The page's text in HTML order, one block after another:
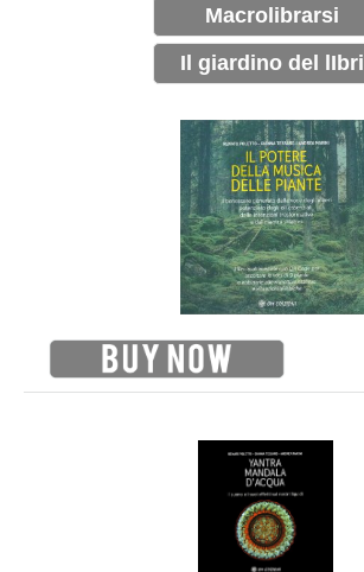
Macrolibrarsi
Il giardino del lIbri